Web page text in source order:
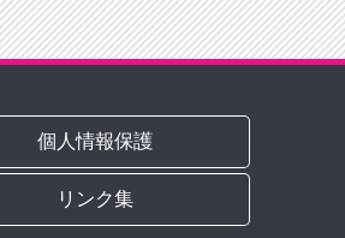
個人情報保護
リンク集